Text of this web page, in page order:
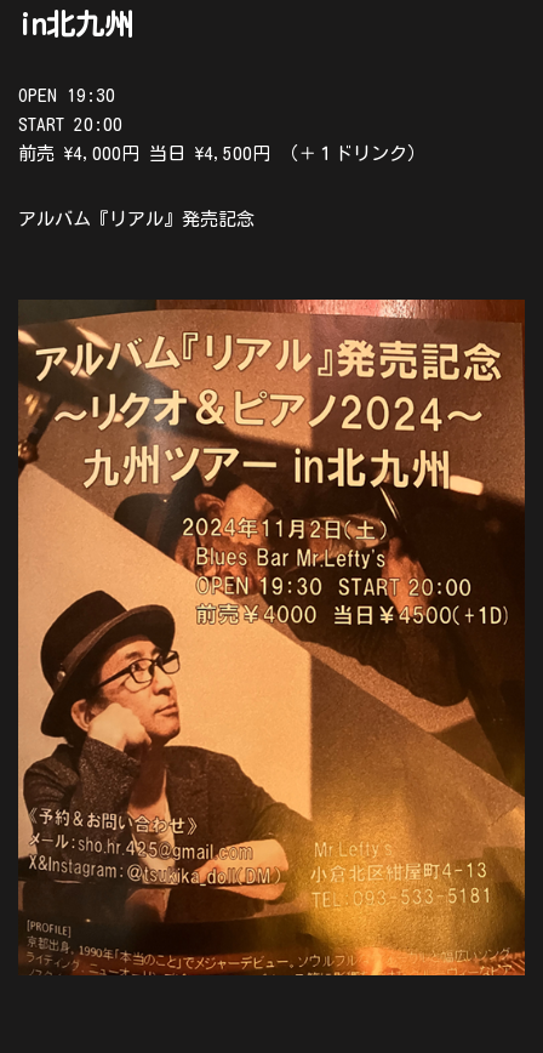
in北九州
OPEN 19:30
START 20:00
前売 \4,000円 当日 \4,500円 （＋１ドリンク）
アルバム『リアル』発売記念